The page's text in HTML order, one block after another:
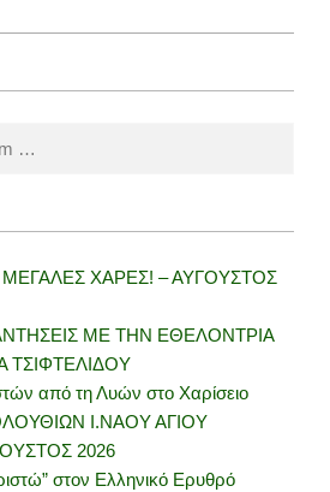
ΜΕΓΑΛΕΣ ΧΑΡΕΣ! – ΑΥΓΟΥΣΤΟΣ
ΜΕ ΤΗΝ ΕΘΕΛΟΝΤΡΙΑ
από τη Λυών στο Χαρίσειο
Ι.ΝΑΟΥ ΑΓΙΟΥ
2026
στον Ελληνικό Ερυθρό